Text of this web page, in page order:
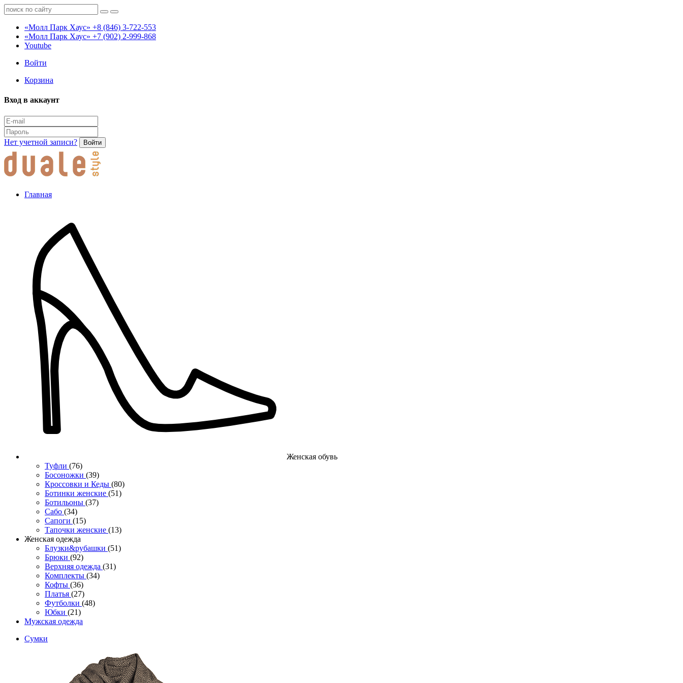
«Молл Парк Хаус» +8 (846) 3-722-553
«Молл Парк Хаус» +7 (902) 2-999-868
Youtube
Войти
Корзина
Вход в аккаунт
Нет учетной записи? Войти
Главная
Женcкая обувь
Туфли (76)
Босоножки (39)
Кроссовки и Кеды (80)
Ботинки женские (51)
Ботильоны (37)
Сабо (34)
Сапоги (15)
Тапочки женские (13)
Женская одежда
Блузки&рубашки (51)
Брюки (92)
Верхняя одежда (31)
Комплекты (34)
Кофты (36)
Платья (27)
Футболки (48)
Юбки (21)
Мужская одежда
Сумки